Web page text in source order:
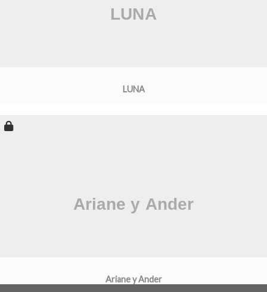
LUNA
Ariane y Ander